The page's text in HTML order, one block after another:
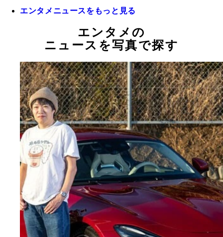
エンタメニュースをもっと見る
エンタメの
ニュースを写真で探す